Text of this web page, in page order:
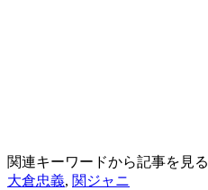
関連キーワードから記事を見る
大倉忠義, 関ジャニ